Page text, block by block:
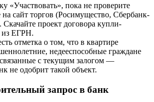
«Участвовать», пока не проверите
сайт торгов (Росимущество, Сбербанк-
проект договора купли-
из ЕГРН.
отметка о том, что в квартире
недееспособные граждане
с текущим залогом —
не одобрит такой объект.
запрос в банк